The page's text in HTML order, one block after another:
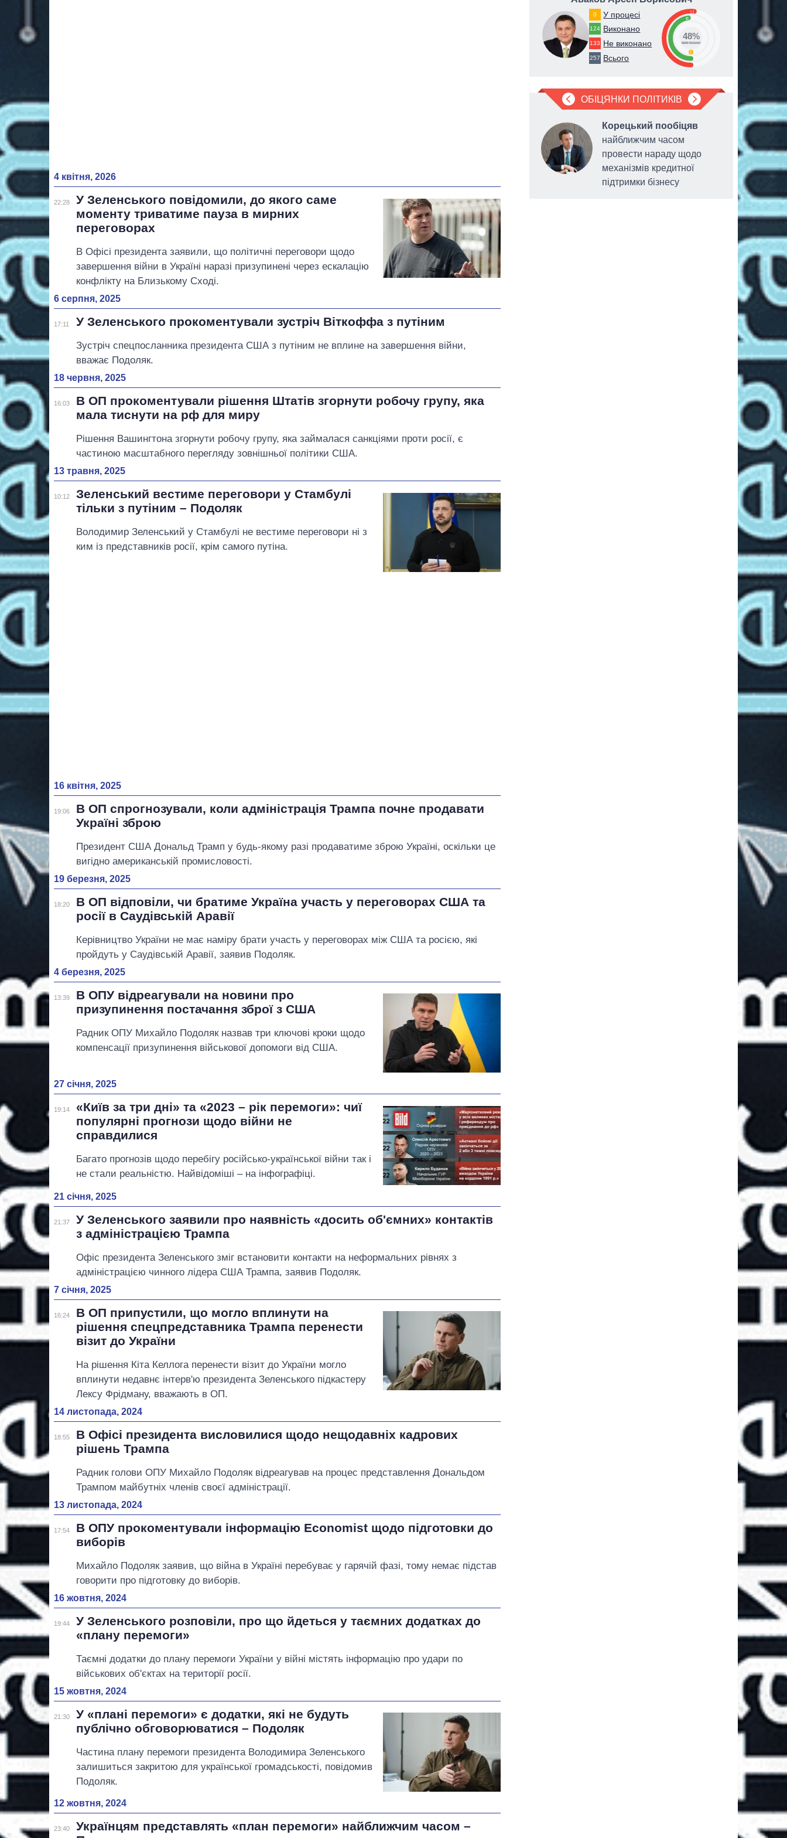
4 квітня, 2026
22:28
У Зеленського повідомили, до якого саме
моменту триватиме пауза в мирних
переговорах
В Офісі президента заявили, що політичні переговори щодо
завершення війни в Україні наразі призупинені через ескалацію
конфлікту на Близькому Сході.
6 серпня, 2025
17:11 У Зеленського прокоментували зустріч Віткоффа з путіним
Зустріч спецпосланника президента США з путіним не вплине на завершення війни,
вважає Подоляк.
18 червня, 2025
16:03
В ОП прокоментували рішення Штатів згорнути робочу групу, яка
мала тиснути на рф для миру
Рішення Вашингтона згорнути робочу групу, яка займалася санкціями проти росії, є
частиною масштабного перегляду зовнішньої політики США.
13 травня, 2025
10:12
Зеленський вестиме переговори у Стамбулі
тільки з путіним – Подоляк
Володимир Зеленський у Стамбулі не вестиме переговори ні з
ким із представників росії, крім самого путіна.
16 квітня, 2025
19:06
В ОП спрогнозували, коли адміністрація Трампа почне продавати
Україні зброю
Президент США Дональд Трамп у будь-якому разі продаватиме зброю Україні, оскільки це
вигідно американській промисловості.
19 березня, 2025
18:20
В ОП відповіли, чи братиме Україна участь у переговорах США та
росії в Саудівській Аравії
Керівництво України не має наміру брати участь у переговорах між США та росією, які
пройдуть у Саудівській Аравії, заявив Подоляк.
4 березня, 2025
13:39
В ОПУ відреагували на новини про
призупинення постачання зброї з США
Радник ОПУ Михайло Подоляк назвав три ключові кроки щодо
компенсації призупинення військової допомоги від США.
27 січня, 2025
19:14
«Київ за три дні» та «2023 – рік перемоги»: чиї
популярні прогнози щодо війни не
справдилися
Багато прогнозів щодо перебігу російсько-української війни так і
не стали реальністю. Найвідоміші – на інфографіці.
21 січня, 2025
21:37
У Зеленського заявили про наявність «досить об'ємних» контактів
з адміністрацією Трампа
Офіс президента Зеленського зміг встановити контакти на неформальних рівнях з
адміністрацією чинного лідера США Трампа, заявив Подоляк.
7 січня, 2025
16:24
В ОП припустили, що могло вплинути на
рішення спецпредставника Трампа перенести
візит до України
На рішення Кіта Келлога перенести візит до України могло
вплинути недавнє інтерв'ю президента Зеленського підкастеру
Лексу Фрідману, вважають в ОП.
14 листопада, 2024
18:55
В Офісі президента висловилися щодо нещодавніх кадрових
рішень Трампа
Радник голови ОПУ Михайло Подоляк відреагував на процес представлення Дональдом
Трампом майбутніх членів своєї адміністрації.
13 листопада, 2024
17:54
В ОПУ прокоментували інформацію Economist щодо підготовки до
виборів
Михайло Подоляк заявив, що війна в Україні перебуває у гарячій фазі, тому немає підстав
говорити про підготовку до виборів.
16 жовтня, 2024
19:44
У Зеленського розповіли, про що йдеться у таємних додатках до
«плану перемоги»
Таємні додатки до плану перемоги України у війні містять інформацію про удари по
військових об'єктах на території росії.
15 жовтня, 2024
21:30
У «плані перемоги» є додатки, які не будуть
публічно обговорюватися – Подоляк
Частина плану перемоги президента Володимира Зеленського
залишиться закритою для української громадськості, повідомив
Подоляк.
12 жовтня, 2024
23:40
Українцям представлять «план перемоги» найближчим часом –
0 У процесі
124 Виконано
133 Не виконано
257 Всього
52
48
0
48%
виконано
ОБІЦЯНКИ ПОЛІТИКІВ
Корецький пообіцяв
найближчим часом
провести нараду щодо
механізмів кредитної
підтримки бізнесу